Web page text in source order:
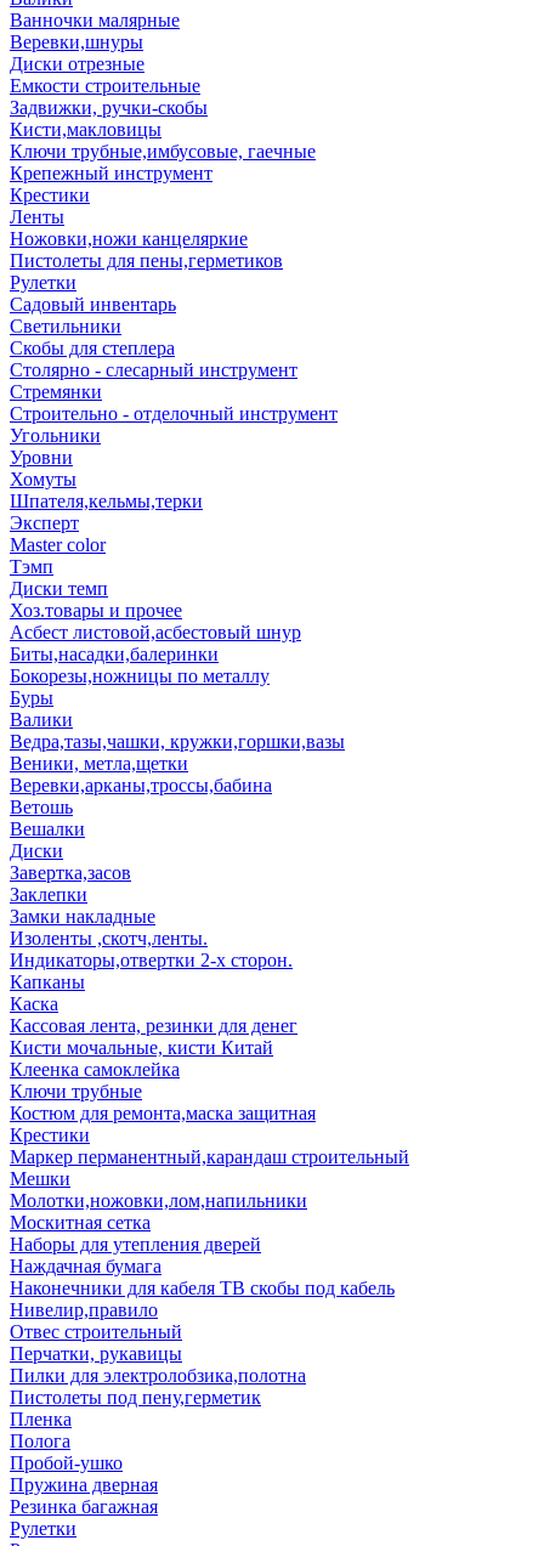
Ванночки малярные
Веревки,шнуры
Диски отрезные
Емкости строительные
Задвижки, ручки-скобы
Кисти,макловицы
Ключи трубные,имбусовые, гаечные
Крепежный инструмент
Крестики
Ленты
Ножовки,ножи канцеляркие
Пистолеты для пены,герметиков
Рулетки
Садовый инвентарь
Светильники
Скобы для степлера
Столярно - слесарный инструмент
Стремянки
Строительно - отделочный инструмент
Угольники
Уровни
Хомуты
Шпателя,кельмы,терки
Эксперт
Master color
Тэмп
Диски темп
Хоз.товары и прочее
Асбест листовой,асбестовый шнур
Биты,насадки,балеринки
Бокорезы,ножницы по металлу
Буры
Валики
Ведра,тазы,чашки, кружки,горшки,вазы
Веники, метла,щетки
Веревки,арканы,троссы,бабина
Ветошь
Вешалки
Диски
Завертка,засов
Заклепки
Замки накладные
Изоленты ,скотч,ленты.
Индикаторы,отвертки 2-х сторон.
Капканы
Каска
Кассовая лента, резинки для денег
Кисти мочальные, кисти Китай
Клеенка самоклейка
Ключи трубные
Костюм для ремонта,маска защитная
Крестики
Маркер перманентный,карандаш строительный
Мешки
Молотки,ножовки,лом,напильники
Москитная сетка
Наборы для утепления дверей
Наждачная бумага
Наконечники для кабеля ТВ скобы под кабель
Нивелир,правило
Отвес строительный
Перчатки, рукавицы
Пилки для электролобзика,полотна
Пистолеты под пену,герметик
Пленка
Полога
Пробой-ушко
Пружина дверная
Резинка багажная
Рулетки